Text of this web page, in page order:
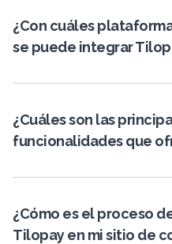
¿Con cuáles
se puede integrar
comercio electrónico
WooCommerce, Wix
Opencart, Avify, Blume,
medio de API y SDK.
¿Cuáles son las
funcionalidades que
las necesidades
Una sola afiliación, que se
¿Cómo es el proceso
Tilopay en mi sitio de